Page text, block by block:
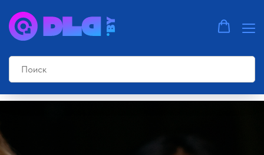
Главная страница »
ТОП проекторов для фильмов